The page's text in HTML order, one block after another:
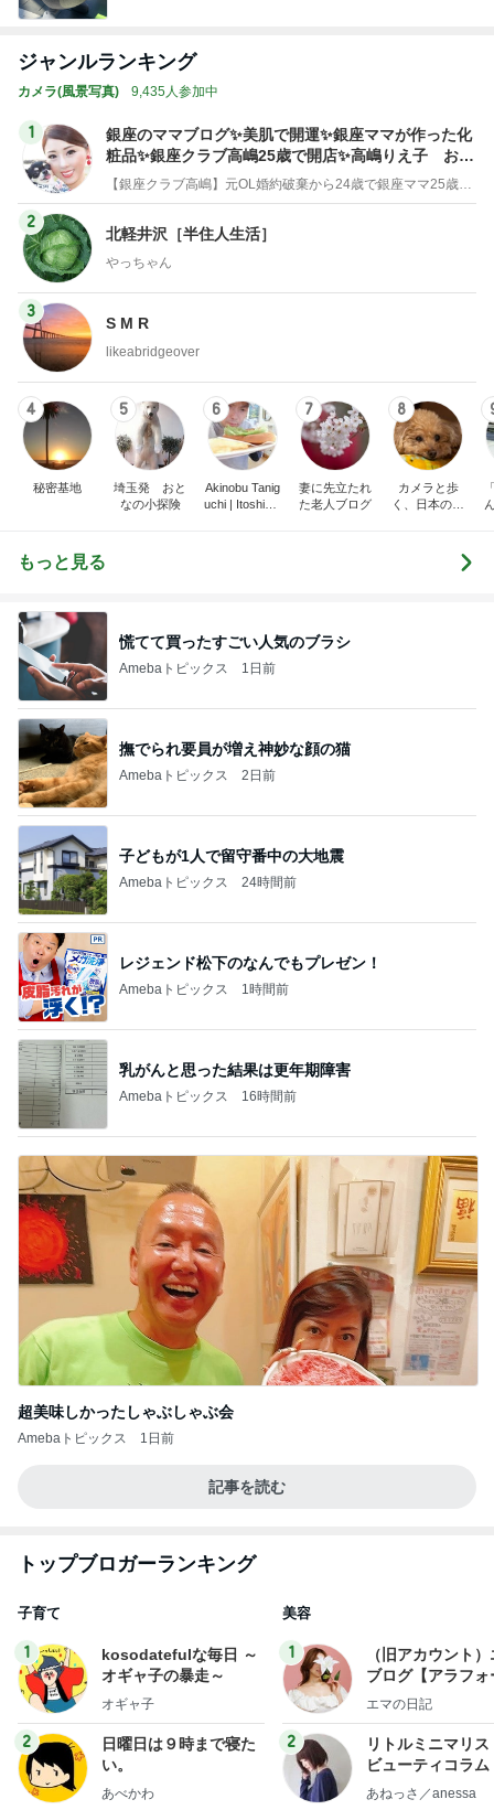
ジャンルランキング
カメラ(風景写真) 9,435人参加中
1
銀座のママブログ✨美肌で開運✨銀座ママが作った化
粧品✨銀座クラブ高嶋25歳で開店✨高嶋りえ子 お着
物でエルメス バーキン コーデ
【銀座クラブ高嶋】元OL婚約破棄から24歳で銀座ママ25歳でオーナーママ銀座 美肌で開運♡パワースポット巡り高嶋りえ子ブログ
2
北軽井沢［半住人生活］
やっちゃん
3
S M R
likeabridgeover
4
秘密基地
5
埼玉発 おと
なの小探険
6
Akinobu Tanig
uchi | Itoshima
7
妻に先立たれ
た老人ブログ
8
カメラと歩
く、日本の風
もっと見る
慌てて買ったすごい人気のブラシ
Amebaトピックス 1日前
撫でられ要員が増え神妙な顔の猫
Amebaトピックス 2日前
子どもが1人で留守番中の大地震
Amebaトピックス 24時間前
レジェンド松下のなんでもプレゼン！
Amebaトピックス 1時間前
乳がんと思った結果は更年期障害
Amebaトピックス 16時間前
超美味しかったしゃぶしゃぶ会
Amebaトピックス 1日前
記事を読む
トップブロガーランキング
子育て
1
kosodatefulな毎日 ～
オギャ子の暴走～
オギャ子
2
日曜日は９時まで寝た
い。
あべかわ
美容
1
（旧アカウント
ブログ【アラフォ
社売却セカンドラ
エマの日記
2
リトルミニマリス
ビューティコラ
little
あねっさ／anessa